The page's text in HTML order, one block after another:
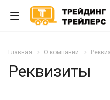
Главная О компании
Реквизиты